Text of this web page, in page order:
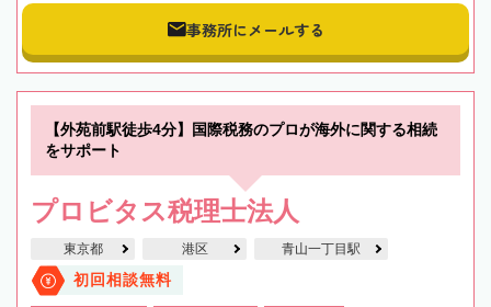
事務所にメールする
【外苑前駅徒歩4分】国際税務のプロが海外に関する相続
をサポート
プロビタス税理士法人
東京都 港区 青山一丁目駅
初回相談無料